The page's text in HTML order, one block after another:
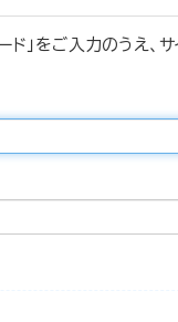
」をご入力のうえ、サ